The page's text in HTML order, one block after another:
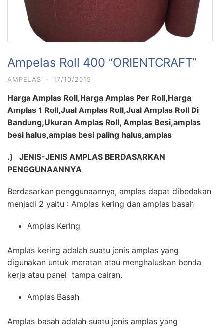
Ampelas Roll 400 “ORIENTCRAFT”
AMPELAS · 17/10/2015
Harga Amplas Roll,Harga Amplas Per Roll,Harga
Amplas 1 Roll,Jual Amplas Roll,Jual Amplas Roll Di
Bandung,Ukuran Amplas Roll, Amplas Besi,amplas
besi halus,amplas besi paling halus,amplas
.) JENIS-JENIS AMPLAS BERDASARKAN
PENGGUNAANNYA
Berdasarkan penggunaannya, amplas dapat dibedakan
menjadi 2 yaitu : Amplas kering dan amplas basah
Amplas Kering
Amplas kering adalah suatu jenis amplas yang
digunakan untuk meratan atau menghaluskan benda
kerja atau panel tampa cairan.
Amplas Basah
Amplas basah adalah suatu jenis amplas yang